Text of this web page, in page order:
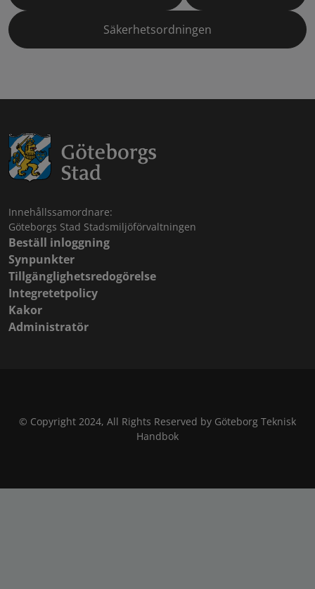
Säkerhetsordningen
Innehållssamordnare:
Göteborgs Stad Stadsmiljöförvaltningen
Beställ inloggning
Synpunkter
Tillgänglighetsredogörelse
Integretetpolicy
Kakor
Administratör
© Copyright 2024, All Rights Reserved by Göteborg Teknisk
Handbok